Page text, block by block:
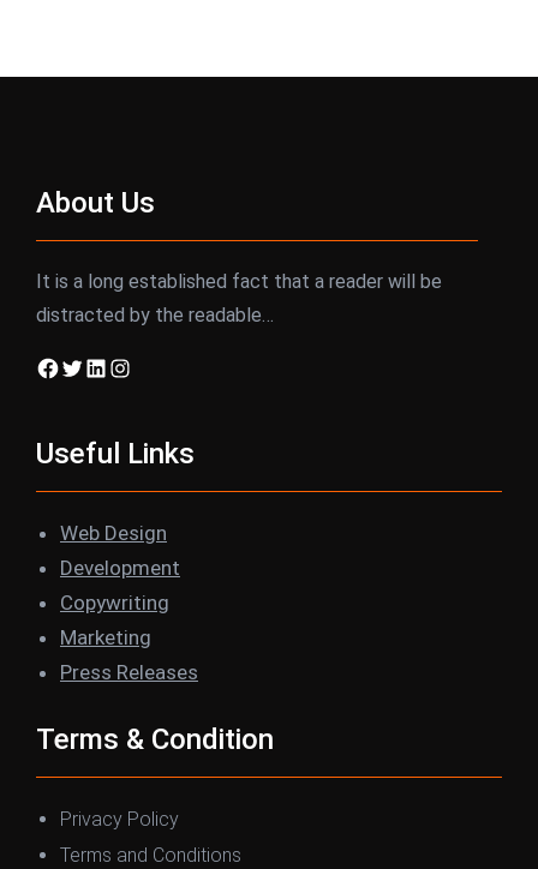
About Us
It is a long established fact that a reader will be
distracted by the readable…
Facebook Twitter LinkedIn Instagram
Useful Links
Web Design
Development
Copywriting
Marketing
Press Releases
Terms & Condition
Privacy Policy
Terms and Conditions